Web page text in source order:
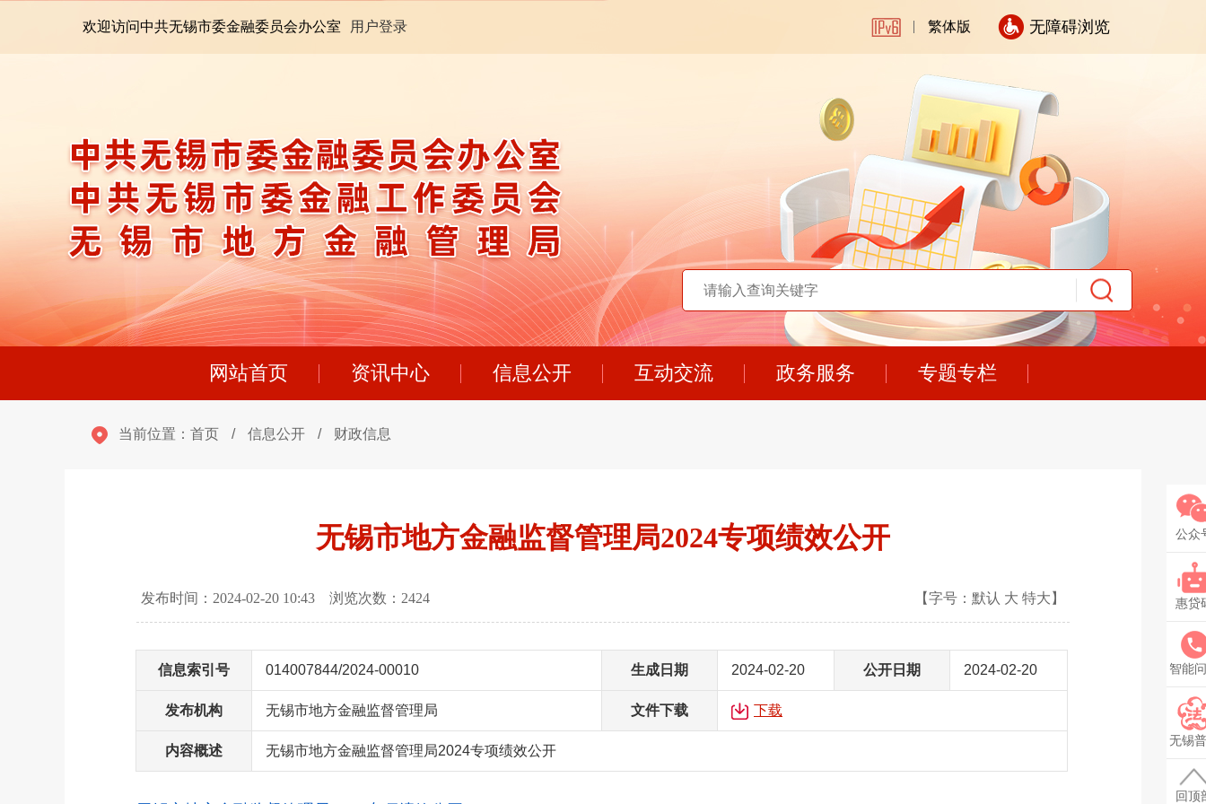
欢迎访问中共无锡市委金融委员会办公室 用户登录 繁体版 无障碍浏览
网站首页 资讯中心 信息公开 互动交流 政务服务 专题专栏
当前位置： 首页 / 信息公开 / 财政信息
无锡市地方金融监督管理局2024专项绩效公开
发布时间：2024-02-20 10:43 浏览次数： 2424 【字号： 默认 大 特大 】
信息索引号 014007844/2024-00010 生成日期 2024-02-20 公开日期 2024-02-20
发布机构 无锡市地方金融监督管理局 文件下载 下载
内容概述 无锡市地方金融监督管理局2024专项绩效公开
公众
惠贷
智能
无锡
回顶